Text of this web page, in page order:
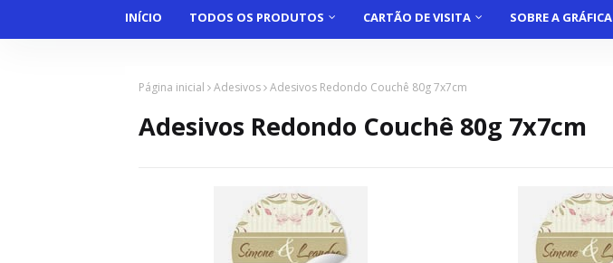
INÍCIO TODOS OS PRODUTOS CARTÃO DE VISITA SOBRE A GRÁFICA
Página inicial Adesivos Adesivos Redondo Couchê 80g 7x7cm
Adesivos Redondo Couchê 80g 7x7cm